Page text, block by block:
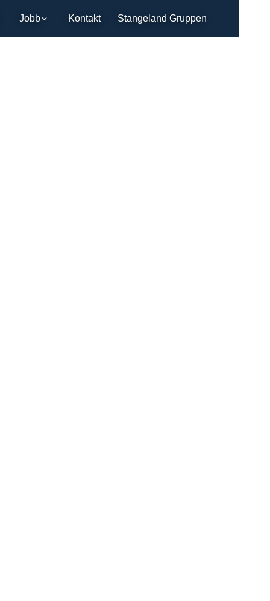
Jobb Kontakt Stangeland Gruppen